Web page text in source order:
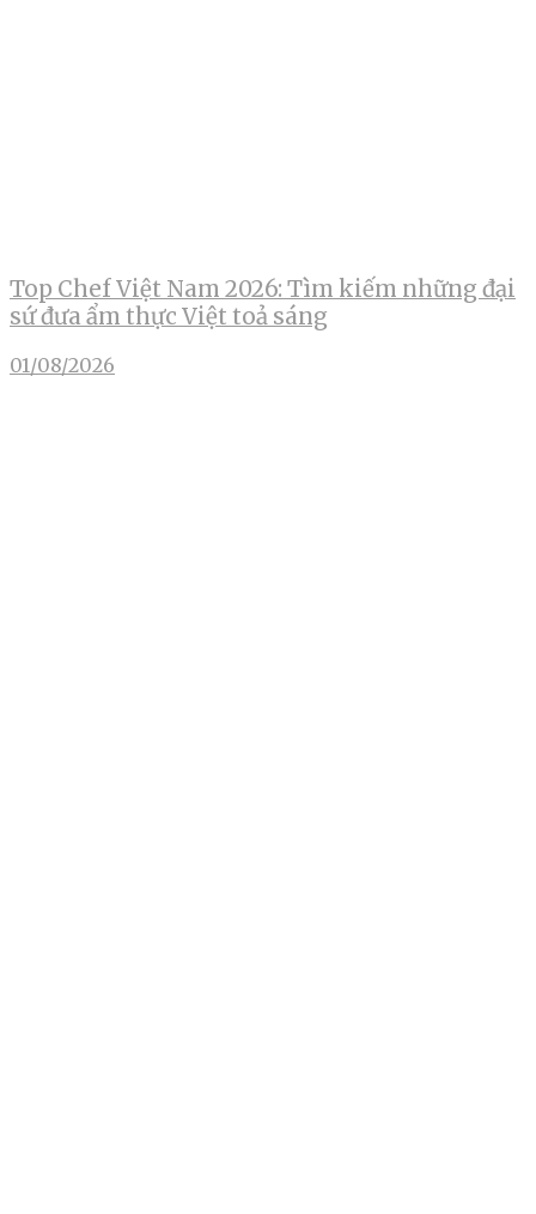
Top Chef Việt Nam 2026: Tìm kiếm những đại
sứ đưa ẩm thực Việt toả sáng
01/08/2026